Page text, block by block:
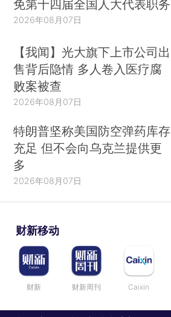
免第十四届全国人大代表职务
2026年08月07日
【我闻】光大旗下上市公司出
售背后隐情 多人卷入医疗腐
败案被查
2026年08月07日
特朗普坚称美国防空弹药库存
充足 但不会向乌克兰提供更
多
2026年08月07日
财新移动
财新 财新周刊 Caixin